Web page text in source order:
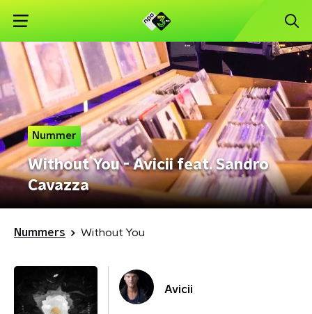
Nummer
Without You - Avicii feat. Sandro
Cavazza
Nummers Without You
Avicii